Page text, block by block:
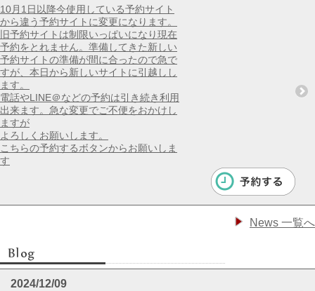
10月1日以降今使用している予約サイト
から違う予約サイトに変更になります。
旧予約サイトは制限いっぱいになり現在
予約をとれません。準備してきた新しい
予約サイトの準備が間に合ったので急で
すが、本日から新しいサイトに引越しし
ます。
電話やLINE＠などの予約は引き続き利用
出来ます。急な変更でご不便をおかけし
ますが
よろしくお願いします。
こちらの予約するボタンからお願いしま
す
News 一覧へ
2024/12/09